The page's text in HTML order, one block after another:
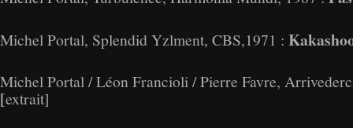
Michel Portal, Splendid Yzlment, CBS,1971 :
Michel Portal / Léon Francioli / Pierre Favre,
[extrait]